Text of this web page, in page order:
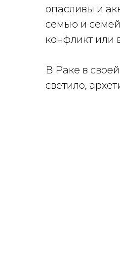
опасливы и
семью и
конфликт или
В Раке в
светило,